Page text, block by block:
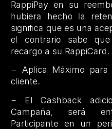
RappiPay en su
hubiera hecho la
significa que es una
el contrario sabe
recargo a su RappiCard.
− Aplica Máximo
cliente.
− El Cashback
Campaña, será
Participante en un